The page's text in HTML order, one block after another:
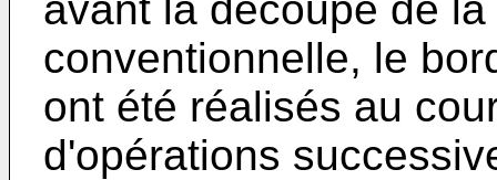
conventionnelle, le
ont été réalisés au
d'opérations